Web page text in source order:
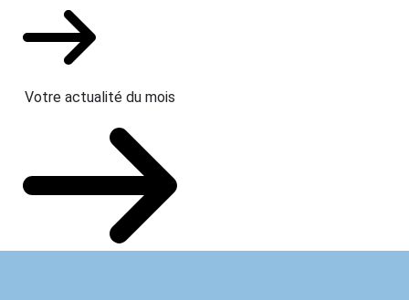
Votre actualité du mois